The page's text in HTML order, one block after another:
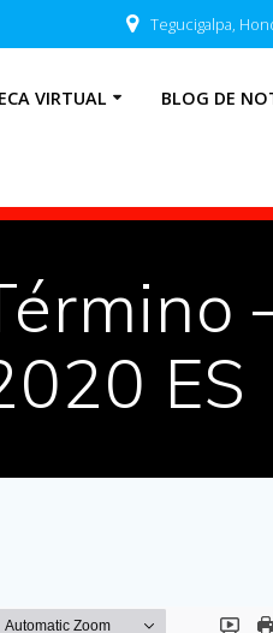
Tegucigalpa,
VIRTUAL BLOG DE
ES